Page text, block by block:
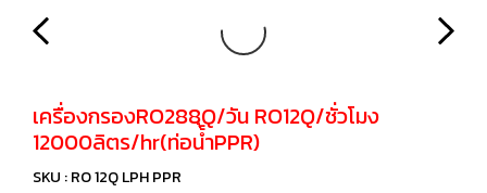
เครื่องกรองRO288Q/วัน RO12Q/ชั่วโมง
12000ลิตร/hr(ท่อน้้ำPPR)
SKU : RO 12Q LPH PPR